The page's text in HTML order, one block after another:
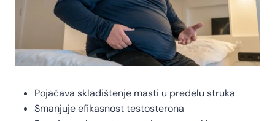
Pojačava skladištenje masti u predelu struka
Smanjuje efikasnost testosterona